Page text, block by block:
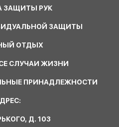
ЗАЩИТЫ РУК
ЗАЩИТЫ
ОТДЫХ
СЛУЧАИ ЖИЗНИ
ПРИНАДЛЕЖНОСТИ
Д. 103